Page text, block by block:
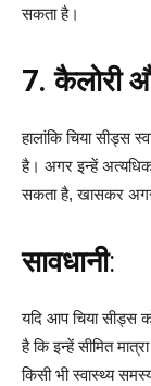
सकता है।
7. कैलोरी
हालांकि चिया सीड्स
है। अगर इन्हें अत्यधिक
सकता है, खासकर
सावधानी:
यदि आप चिया सीड्स
है कि इन्हें सीमित
किसी भी स्वास्थ्य